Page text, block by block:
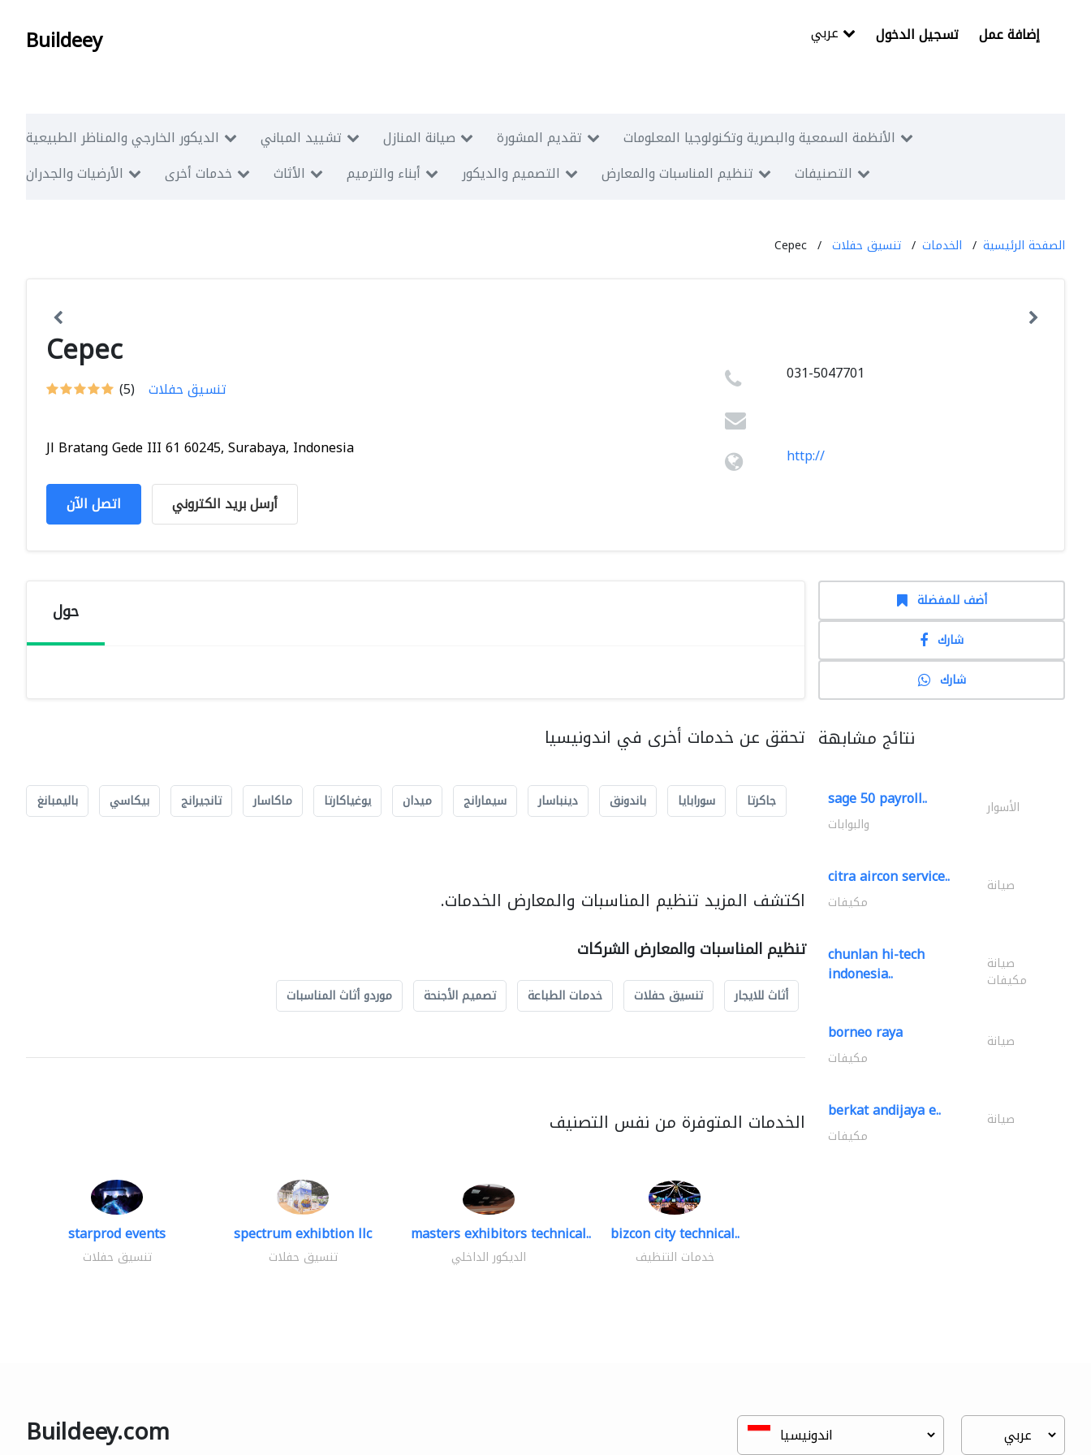
Buildeey تسجيل الدخول إضافة عمل
الديكور الخارجي والمناظر الطبيعية تشييد المباني صيانة المنازل تقديم المشورة
الأنظمة السمعية والبصرية وتكنولوجيا المعلومات
الأرضيات والجدران
خدمات أخرى الأثاث أبناء والترميم التصميم والديكور تنظيم المناسبات والمعارض التصنيفات
الصفحة الرئيسية الخدمات تنسيق حفلات Cepec
Cepec
(5) تنسيق حفلات
Jl Bratang Gede III 61 60245, Surabaya, Indonesia
اتصل الآن أرسل بريد الكتروني
031-5047701
http://
حول
تحقق عن خدمات أخرى في اندونيسيا
جاكرتا سورابايا باندونق دينباسار سيمارانج ميدان يوغياكارتا ماكاسار تانجيرانج بيكاسي باليمبانغ
اكتشف المزيد تنظيم المناسبات والمعارض الخدمات.
تنظيم المناسبات والمعارض الشركات
أثاث للايجار تنسيق حفلات خدمات الطباعة تصميم الأجنحة موردو أثاث المناسبات
الخدمات المتوفرة من نفس التصنيف
starprod events
تنسيق حفلات
spectrum exhibtion llc
تنسيق حفلات
masters exhibitors technical..
الديكور الداخلي
bizcon city technical..
خدمات التنظيف
أضف للمفضلة
شارك
شارك
نتائج مشابهة
sage 50 payroll.. الأسوار
والبوابات
citra aircon service.. صيانة
مكيفات
chunlan hi-tech
indonesia.. صيانة
مكيفات
borneo raya صيانة
مكيفات
berkat andijaya e.. صيانة
مكيفات
Buildeey.com